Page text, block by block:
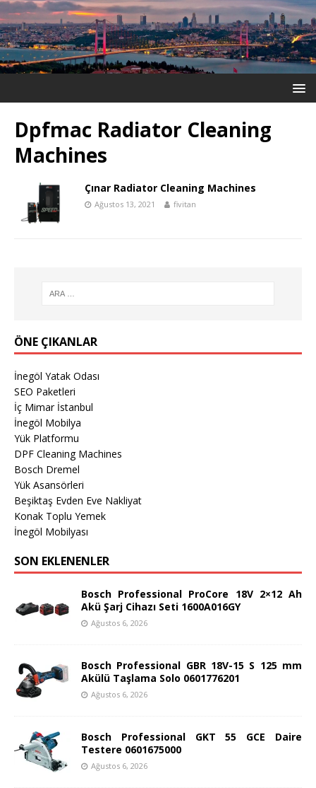
Dpfmac Radiator Cleaning
Machines
Çınar Radiator Cleaning Machines
Ağustos 13, 2021 fivitan
ÖNE ÇIKANLAR
İnegöl Yatak Odası
SEO Paketleri
İç Mimar İstanbul
İnegöl Mobilya
Yük Platformu
DPF Cleaning Machines
Bosch Dremel
Yük Asansörleri
Beşiktaş Evden Eve Nakliyat
Konak Toplu Yemek
İnegöl Mobilyası
SON EKLENENLER
Bosch Professional ProCore 18V 2×12 Ah
Akü Şarj Cihazı Seti 1600A016GY
Ağustos 6, 2026
Bosch Professional GBR 18V-15 S 125 mm
Akülü Taşlama Solo 0601776201
Ağustos 6, 2026
Bosch Professional GKT 55 GCE Daire
Testere 0601675000
Ağustos 6, 2026